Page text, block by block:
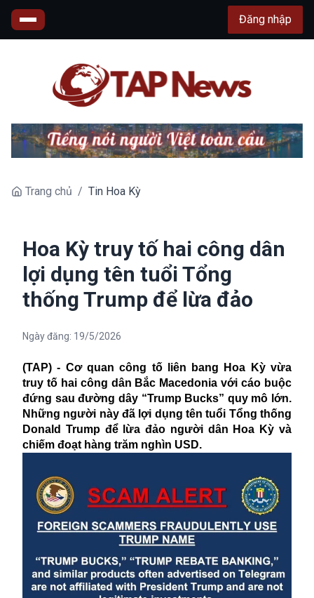
Đăng nhập
Trang chủ / Tin Hoa Kỳ
Hoa Kỳ truy tố hai công dân
lợi dụng tên tuổi Tổng
thống Trump để lừa đảo
Ngày đăng: 19/5/2026
(TAP) - Cơ quan công tố liên bang Hoa Kỳ vừa
truy tố hai công dân Bắc Macedonia với cáo buộc
đứng sau đường dây “Trump Bucks” quy mô lớn.
Những người này đã lợi dụng tên tuổi Tổng thống
Donald Trump để lừa đảo người dân Hoa Kỳ và
chiếm đoạt hàng trăm nghìn USD.